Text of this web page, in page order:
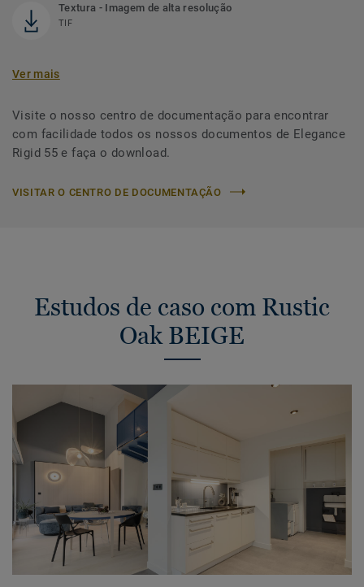
Textura - Imagem de alta resolução
TIF
Ver mais
Visite o nosso centro de documentação para encontrar
com facilidade todos os nossos documentos de Elegance
Rigid 55 e faça o download.
VISITAR O CENTRO DE DOCUMENTAÇÃO
Estudos de caso com Rustic
Oak BEIGE